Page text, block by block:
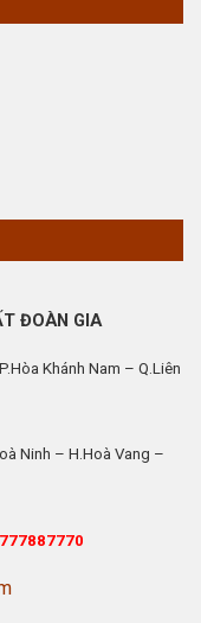
ĐOÀN GIA
Khánh Nam – Q.Liên
Ninh – H.Hoà Vang –